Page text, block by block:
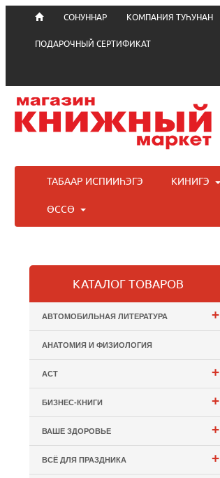
СОНУННАР КОМПАНИЯ ТУҺУНАН
ПОДАРОЧНЫЙ СЕРТИФИКАТ
ТАБААР ИСПИИҺЭГЭ КИНИГЭ
ӨССӨ
КАТАЛОГ ТОВАРОВ
+
АВТОМОБИЛЬНАЯ ЛИТЕРАТУРА
АНАТОМИЯ И ФИЗИОЛОГИЯ
+
АСТ
+
БИЗНЕС-КНИГИ
+
ВАШЕ ЗДОРОВЬЕ
+
ВСЁ ДЛЯ ПРАЗДНИКА